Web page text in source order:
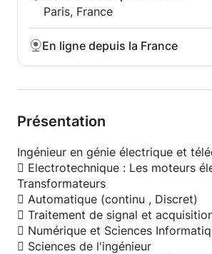
Paris, France
En ligne depuis la France
Présentation
Ingénieur en génie électrique et
 Electrotechnique : Les moteurs
Transformateurs
 Automatique (continu , Discret)
 Traitement de signal et
 Numérique et Sciences
 Sciences de l'ingénieur